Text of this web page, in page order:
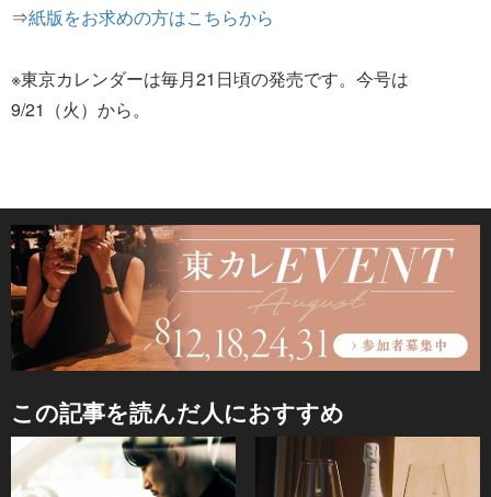
⇒紙版をお求めの方はこちらから
※東京カレンダーは毎月21日頃の発売です。今号は
9/21（火）から。
この記事を読んだ人におすすめ